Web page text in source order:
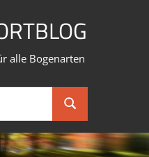
alle Bogenarten
Suchen